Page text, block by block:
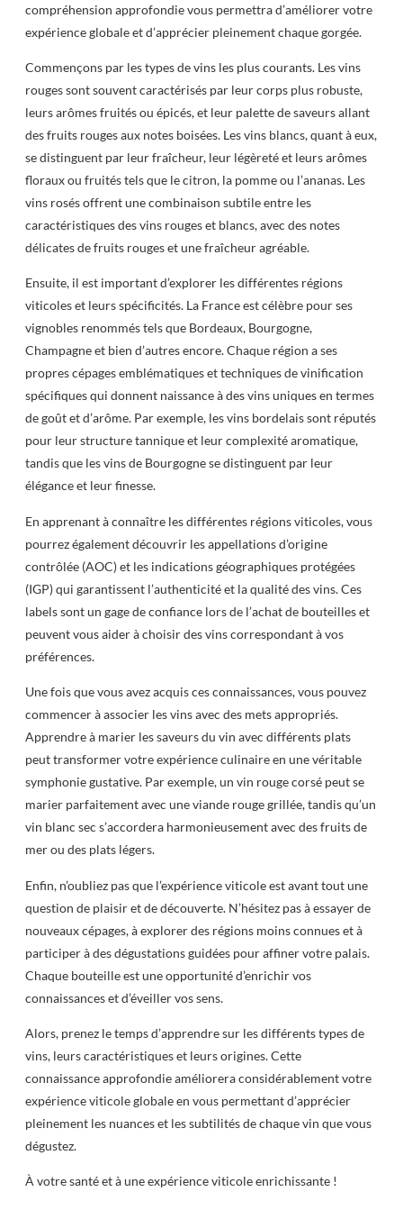
compréhension approfondie vous permettra d’améliorer votre
expérience globale et d’apprécier pleinement chaque gorgée.
Commençons par les types de vins les plus courants. Les vins
rouges sont souvent caractérisés par leur corps plus robuste,
leurs arômes fruités ou épicés, et leur palette de saveurs allant
des fruits rouges aux notes boisées. Les vins blancs, quant à eux,
se distinguent par leur fraîcheur, leur légèreté et leurs arômes
floraux ou fruités tels que le citron, la pomme ou l’ananas. Les
vins rosés offrent une combinaison subtile entre les
caractéristiques des vins rouges et blancs, avec des notes
délicates de fruits rouges et une fraîcheur agréable.
Ensuite, il est important d’explorer les différentes régions
viticoles et leurs spécificités. La France est célèbre pour ses
vignobles renommés tels que Bordeaux, Bourgogne,
Champagne et bien d’autres encore. Chaque région a ses
propres cépages emblématiques et techniques de vinification
spécifiques qui donnent naissance à des vins uniques en termes
de goût et d’arôme. Par exemple, les vins bordelais sont réputés
pour leur structure tannique et leur complexité aromatique,
tandis que les vins de Bourgogne se distinguent par leur
élégance et leur finesse.
En apprenant à connaître les différentes régions viticoles, vous
pourrez également découvrir les appellations d’origine
contrôlée (AOC) et les indications géographiques protégées
(IGP) qui garantissent l’authenticité et la qualité des vins. Ces
labels sont un gage de confiance lors de l’achat de bouteilles et
peuvent vous aider à choisir des vins correspondant à vos
préférences.
Une fois que vous avez acquis ces connaissances, vous pouvez
commencer à associer les vins avec des mets appropriés.
Apprendre à marier les saveurs du vin avec différents plats
peut transformer votre expérience culinaire en une véritable
symphonie gustative. Par exemple, un vin rouge corsé peut se
marier parfaitement avec une viande rouge grillée, tandis qu’un
vin blanc sec s’accordera harmonieusement avec des fruits de
mer ou des plats légers.
Enfin, n’oubliez pas que l’expérience viticole est avant tout une
question de plaisir et de découverte. N’hésitez pas à essayer de
nouveaux cépages, à explorer des régions moins connues et à
participer à des dégustations guidées pour affiner votre palais.
Chaque bouteille est une opportunité d’enrichir vos
connaissances et d’éveiller vos sens.
Alors, prenez le temps d’apprendre sur les différents types de
vins, leurs caractéristiques et leurs origines. Cette
connaissance approfondie améliorera considérablement votre
expérience viticole globale en vous permettant d’apprécier
pleinement les nuances et les subtilités de chaque vin que vous
dégustez.
À votre santé et à une expérience viticole enrichissante !